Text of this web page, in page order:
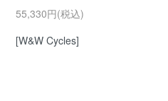
55,330円(税込)
[W&W Cycles]